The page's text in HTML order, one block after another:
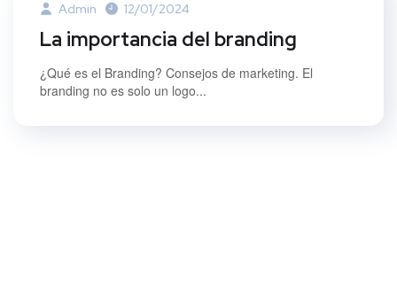
Admin 12/01/2024
La importancia del branding
¿Qué es el Branding? Consejos de marketing. El
branding no es solo un logo...